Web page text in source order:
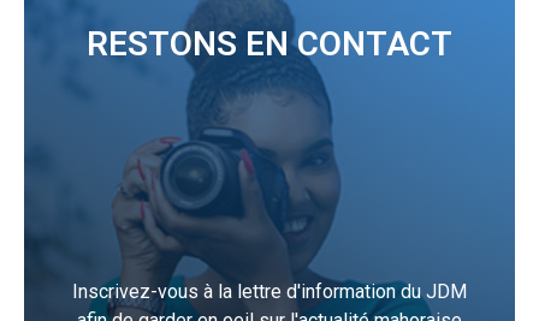
RESTONS EN CONTACT
Inscrivez-vous à la lettre d'information du JDM